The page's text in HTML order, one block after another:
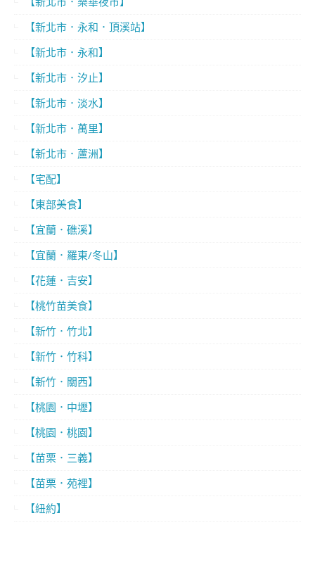
【新北市．永和．頂溪站】
【新北市．永和】
【新北市．汐止】
【新北市．淡水】
【新北市．萬里】
【新北市．蘆洲】
【宅配】
【東部美食】
【宜蘭．礁溪】
【宜蘭．羅東/冬山】
【花蓮．吉安】
【桃竹苗美食】
【新竹．竹北】
【新竹．竹科】
【新竹．關西】
【桃園．中壢】
【桃園．桃園】
【苗栗．三義】
【苗栗．苑裡】
【紐約】